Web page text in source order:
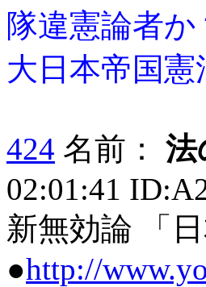
隊違憲論者か
大日本帝国
424 名前：
法
02:01:41
新無効論 「
●http://